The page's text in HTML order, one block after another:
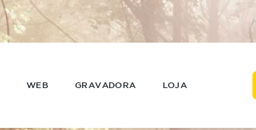
WEB GRAVADORA LOJA